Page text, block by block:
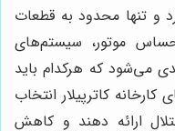
و تنها محدود به قطعات
موتور، سیستم‌های
می‌شود که هرکدام باید
کاترپیلار انتخاب
ارائه دهند و کاهش